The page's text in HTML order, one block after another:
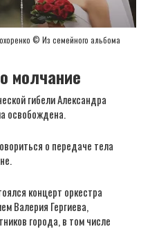
© Из семейного альбома
молчание
гибели Александра
освобождена.
о передаче тела
концерт оркестра
Валерия Гергиева,
города, в том числе